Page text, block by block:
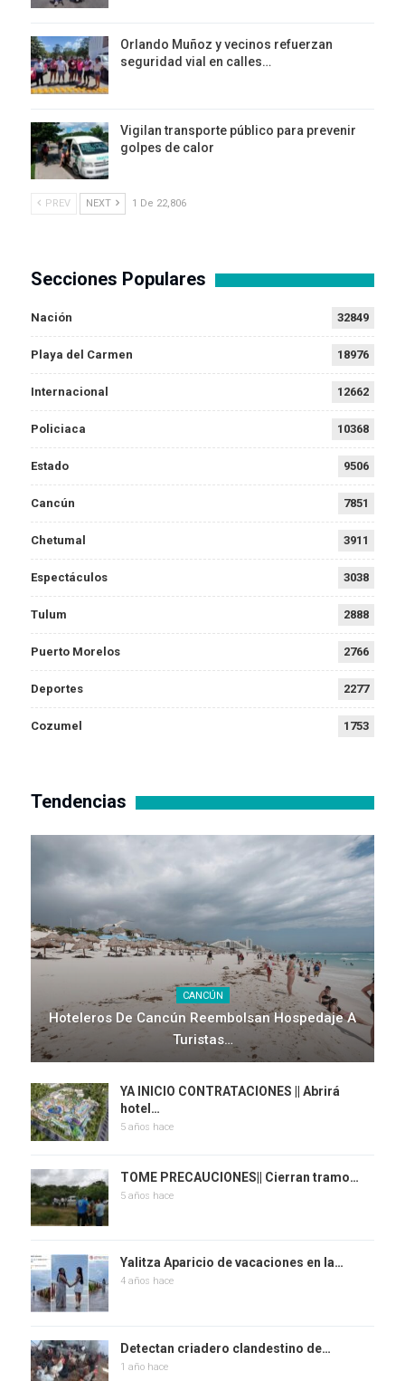
Orlando Muñoz y vecinos refuerzan
seguridad vial en calles…
Vigilan transporte público para prevenir
golpes de calor
PREV NEXT 1 De 22,806
Secciones Populares
Nación 32849
Playa del Carmen 18976
Internacional 12662
Policiaca 10368
Estado 9506
Cancún 7851
Chetumal 3911
Espectáculos 3038
Tulum 2888
Puerto Morelos 2766
Deportes 2277
Cozumel 1753
Tendencias
CANCÚN
Hoteleros De Cancún Reembolsan Hospedaje A
Turistas…
YA INICIO CONTRATACIONES || Abrirá
hotel…
5 años hace
TOME PRECAUCIONES|| Cierran tramo…
5 años hace
Yalitza Aparicio de vacaciones en la…
4 años hace
Detectan criadero clandestino de…
1 año hace